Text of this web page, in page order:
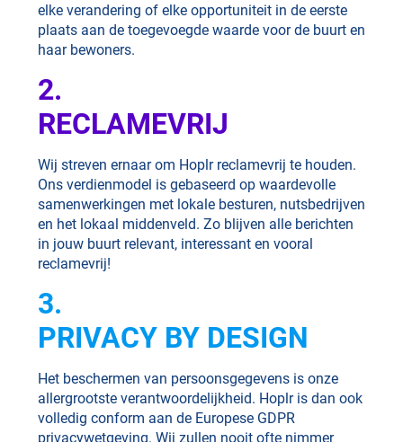
elke verandering of elke opportuniteit in de eerste
plaats aan de toegevoegde waarde voor de buurt en
haar bewoners.
2.
RECLAMEVRIJ
Wij streven ernaar om Hoplr reclamevrij te houden.
Ons verdienmodel is gebaseerd op waardevolle
samenwerkingen met lokale besturen, nutsbedrijven
en het lokaal middenveld. Zo blijven alle berichten
in jouw buurt relevant, interessant en vooral
reclamevrij!
3.
PRIVACY BY DESIGN
Het beschermen van persoonsgegevens is onze
allergrootste verantwoordelijkheid. Hoplr is dan ook
volledig conform aan de Europese GDPR
privacywetgeving. Wij zullen nooit ofte nimmer